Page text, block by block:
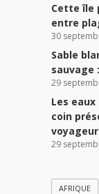
Cette île
entre
30
Sable
sauvage
29
Les eaux
coin
29
AFRIQUE